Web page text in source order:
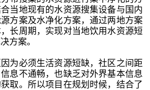
当地现有的水资源搜集设备与国内
方案及水净化方案，通过两地方案
长周期，实现对当地饮用水资源短
方案。
为必须生活资源短缺，社区之间距
息不通畅，也缺乏对外界基本信息
取。所以项目在规划时候，结合了